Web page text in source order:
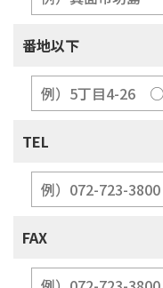
番地以下
TEL
FAX